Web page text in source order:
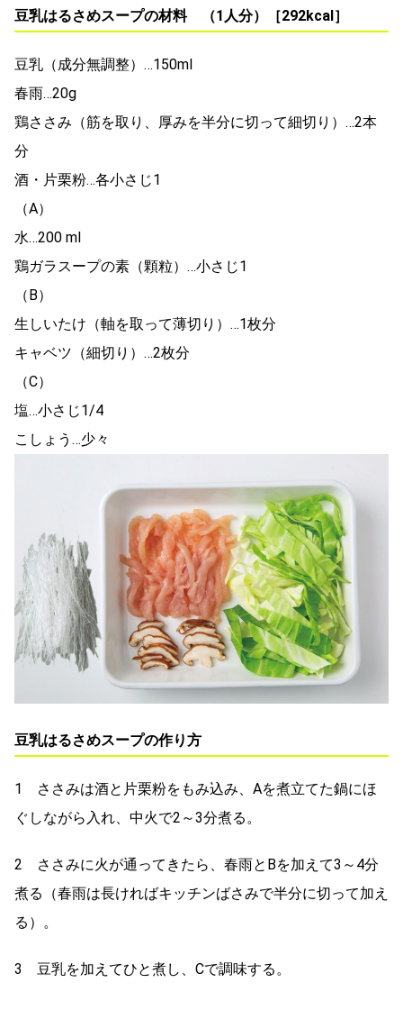
豆乳はるさめスープの材料 （1人分）［292kcal］
豆乳（成分無調整）…150ml
春雨…20g
鶏ささみ（筋を取り、厚みを半分に切って細切り）…2本
分
酒・片栗粉…各小さじ1
（A）
水…200 ml
鶏ガラスープの素（顆粒）…小さじ1
（B）
生しいたけ（軸を取って薄切り）…1枚分
キャベツ（細切り）…2枚分
（C）
塩…小さじ1/4
こしょう…少々
豆乳はるさめスープの作り方
1 ささみは酒と片栗粉をもみ込み、Aを煮立てた鍋にほ
ぐしながら入れ、中火で2～3分煮る。
2 ささみに火が通ってきたら、春雨とBを加えて3～4分
煮る（春雨は長ければキッチンばさみで半分に切って加え
る）。
3 豆乳を加えてひと煮し、Cで調味する。